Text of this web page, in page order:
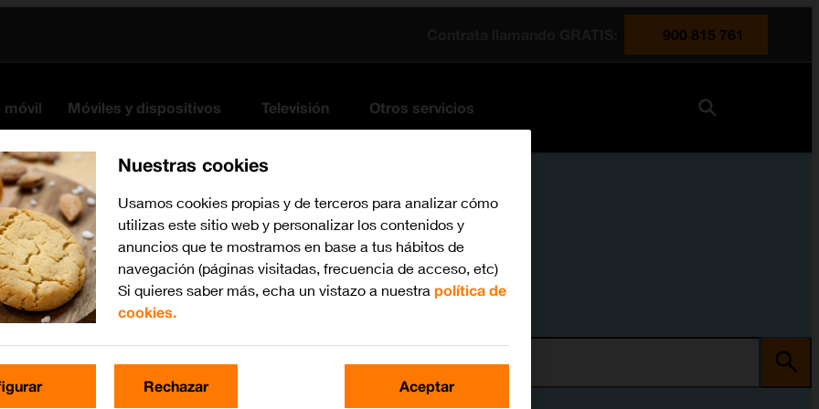
900 815 761
móvil Móviles y dispositivos Televisión Otros servicios
Busca por problema o tema
Nuestras cookies
Usamos cookies propias y de terceros para analizar cómo
utilizas este sitio web y personalizar los contenidos y
anuncios que te mostramos en base a tus hábitos de
navegación (páginas visitadas, frecuencia de acceso, etc)
Si quieres saber más, echa un vistazo a nuestra política de
cookies.
Rechazar Aceptar